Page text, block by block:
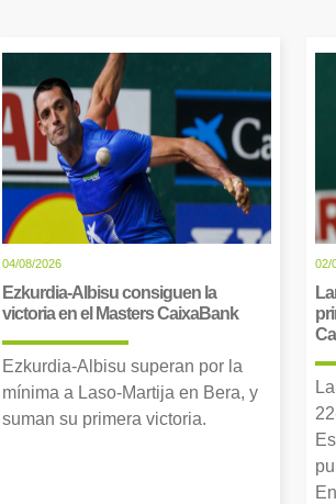
04/08/2026
Ezkurdia-Albisu consiguen la
victoria en el Masters CaixaBank
Ezkurdia-Albisu superan por la
mínima a Laso-Martija en Bera, y
suman su primera victoria.
02/